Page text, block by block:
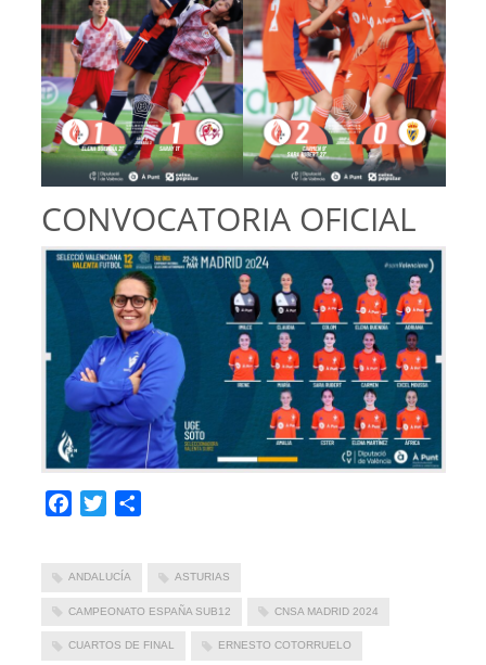
CONVOCATORIA OFICIAL
Facebook
Twitter
ANDALUCÍA ASTURIAS
CAMPEONATO ESPAÑA SUB12 CNSA MADRID 2024
CUARTOS DE FINAL ERNESTO COTORRUELO